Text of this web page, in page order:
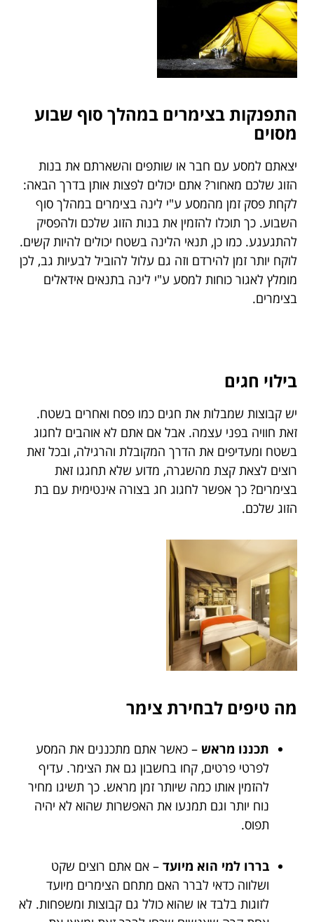
התפנקות בצימרים במהלך סוף שבוע
מסוים
יצאתם למסע עם חבר או שותפים והשארתם את בנות
הזוג שלכם מאחור? אתם יכולים לפצות אותן בדרך הבאה:
לקחת פסק זמן מהמסע ע"י לינה בצימרים במהלך סוף
השבוע. כך תוכלו להזמין את בנות הזוג שלכם ולהפסיק
להתגעגע. כמו כן, תנאי הלינה בשטח יכולים להיות קשים.
לוקח יותר זמן להירדם וזה גם עלול להוביל לבעיות גב, לכן
מומלץ לאגור כוחות למסע ע"י לינה בתנאים אידאלים
בצימרים.
בילוי חגים
יש קבוצות שמבלות את חגים כמו פסח ואחרים בשטח.
זאת חוויה בפני עצמה. אבל אם אתם לא אוהבים לחגוג
בשטח ומעדיפים את הדרך המקובלת והרגילה, ובכל זאת
רוצים לצאת קצת מהשגרה, מדוע שלא תחגגו זאת
בצימרים? כך אפשר לחגוג חג בצורה אינטימית עם בת
הזוג שלכם.
מה טיפים לבחירת צימר
תכננו מראש – כאשר אתם מתכננים את המסע
לפרטי פרטים, קחו בחשבון גם את הצימר. עדיף
להזמין אותו כמה שיותר זמן מראש. כך תשיגו מחיר
נוח יותר וגם תמנעו את האפשרות שהוא לא יהיה
תפוס.
בררו למי הוא מיועד – אם אתם רוצים שקט
ושלווה כדאי לברר האם מתחם הצימרים מיועד
לזוגות בלבד או שהוא כולל גם קבוצות ומשפחות. לא